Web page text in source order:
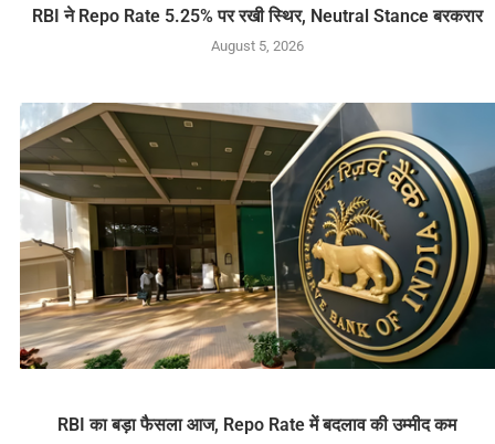
RBI ने Repo Rate 5.25% पर रखी स्थिर, Neutral Stance बरकरार
August 5, 2026
RBI का बड़ा फैसला आज, Repo Rate में बदलाव की उम्मीद कम